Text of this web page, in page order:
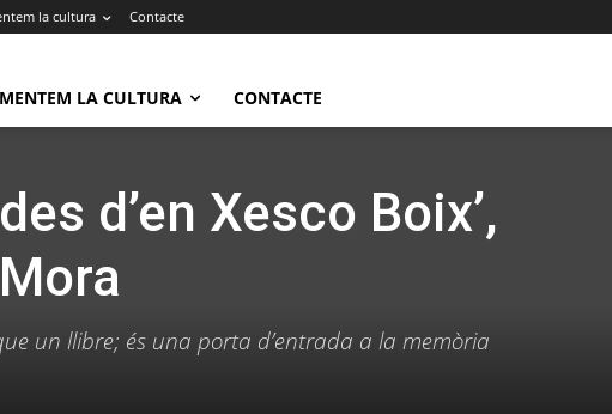
la cultura Contacte
LA CULTURA CONTACTE
d’en Xesco Boix’,
un llibre; és una porta d’entrada a la memòria